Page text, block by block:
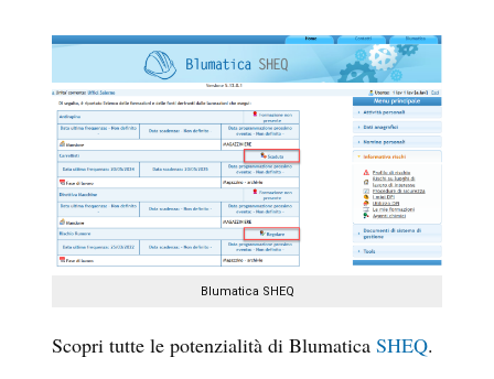
Blumatica SHEQ
Scopri tutte le potenzialità di Blumatica SHEQ.